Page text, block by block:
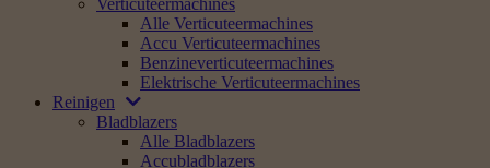
Verticuteermachines
Alle Verticuteermachines
Accu Verticuteermachines
Benzineverticuteermachines
Elektrische Verticuteermachines
Reinigen
Bladblazers
Alle Bladblazers
Accubladblazers